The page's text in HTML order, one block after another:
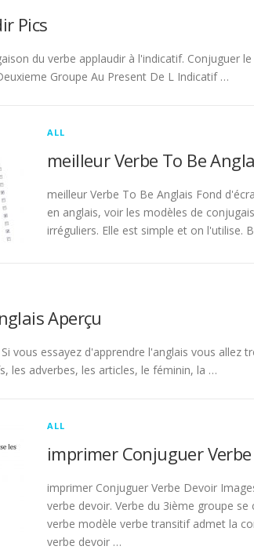
Pics
du verbe applaudir à l'indicatif. Conjuguer
Groupe Au Present De L Indicatif …
ALL
meilleur Verbe To Be
meilleur Verbe To Be Anglais Fond
en anglais, voir les modèles de
irréguliers. Elle est simple et on l'utilise.
Aperçu
vous essayez d'apprendre l'anglais vous allez
les adverbes, les articles, le féminin, la …
ALL
imprimer Conjuguer
imprimer Conjuguer Verbe Devoir
verbe devoir. Verbe du 3ième groupe
verbe modèle verbe transitif admet la
verbe devoir …